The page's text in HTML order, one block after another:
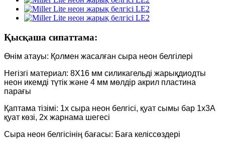
Қысқаша сипаттама:
Өнім атауы: Қолмен жасалған сыра неон белгілері
Негізгі материал: 8X16 мм силикагельді жарықдиодты
неон икемді түтік және 4 мм мөлдір акрил пластина
парағы
Қаптама тізімі: 1x сыра неон белгісі, қуат сымы бар 1x3A
қуат көзі, 2x жарнама шегесі
Сыра неон белгісінің бағасы: Баға келіссөздері